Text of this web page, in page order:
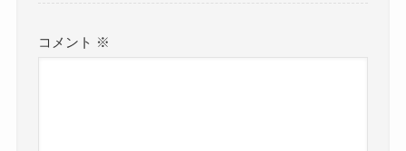
コメント ※